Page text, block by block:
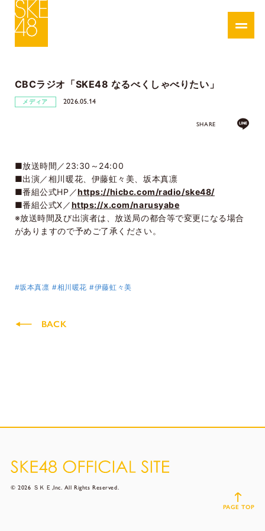
CBCラジオ「SKE48 なるべくしゃべりたい」
メディア 2026.05.14
SHARE
■放送時間／23:30～24:00
■出演／相川暖花、伊藤虹々美、坂本真凛
■番組公式HP／https://hicbc.com/radio/ske48/
■番組公式X／https://x.com/narusyabe
※放送時間及び出演者は、放送局の都合等で変更になる場合
がありますので予めご了承ください。
#坂本真凛 #相川暖花 #伊藤虹々美
BACK
© 2026 ＳＫＥ,Inc. All Rights Reserved.
PAGE TOP